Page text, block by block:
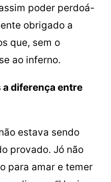
poder perdoá-
obrigado a
que, sem o
ao inferno.
a diferença entre
estava sendo
provado. Jó não
para amar e temer